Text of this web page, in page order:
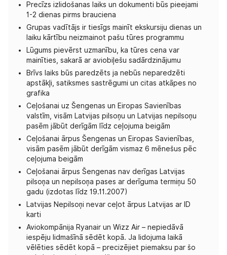
Precīzs izlidošanas laiks un dokumenti būs pieejami
1-2 dienas pirms brauciena
Grupas vadītājs ir tiesīgs mainīt ekskursiju dienas un
laiku kārtību neizmainot pašu tūres programmu
Lūgums pievērst uzmanību, ka tūres cena var
mainīties, sakarā ar aviobiļešu sadārdzinājumu
Brīvs laiks būs paredzēts ja nebūs neparedzēti
apstākļi, satiksmes sastrēgumi un citas atkāpes no
grafika
Ceļošanai uz Šengenas un Eiropas Savienības
valstīm, visām Latvijas pilsoņu un Latvijas nepilsoņu
pasēm jābūt derīgām līdz ceļojuma beigām
Ceļošanai ārpus Šengenas un Eiropas Savienības,
visām pasēm jābūt derīgām vismaz 6 mēnešus pēc
ceļojuma beigām
Ceļošanai ārpus Šengenas nav derīgas Latvijas
pilsoņa un nepilsoņa pases ar derīguma termiņu 50
gadu (izdotas līdz 19.11.2007)
Latvijas Nepilsoņi nevar ceļot ārpus Latvijas ar ID
karti
Aviokompānija Ryanair un Wizz Air – nepiedāvā
iespēju lidmašīnā sēdēt kopā. Ja lidojuma laikā
vēlēties sēdēt kopā – precizējiet piemaksu par šo